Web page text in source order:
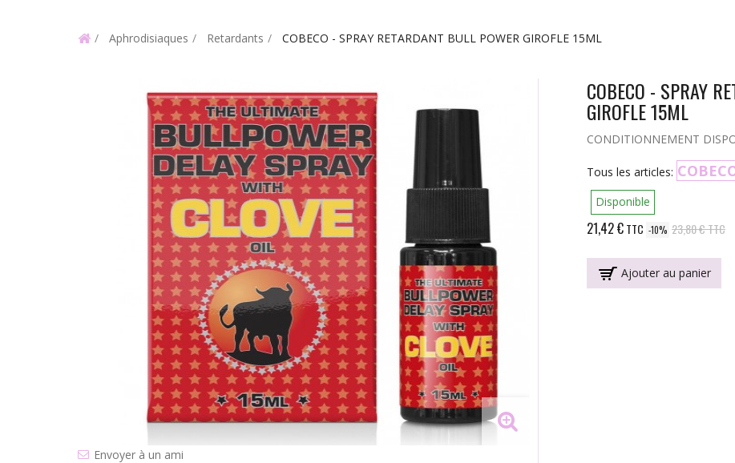
Aphrodisiaques Retardants COBECO - SPRAY RETARDANT BULL POWER GIROFLE 15ML
Envoyer à un ami
COBECO - SPRAY
GIROFLE 15ML
CONDITIONNEMENT
Tous les articles:
Disponible
21,42 €TTC -10% 23,80 €TTC
Ajouter au panier